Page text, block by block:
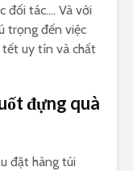
đối tác…. Và với
trọng đến việc
tết uy tín và chất
đựng quà
đặt hàng túi